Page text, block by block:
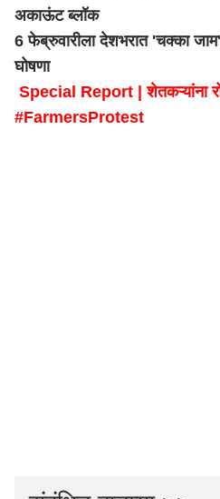
अकाऊंट ब्लॉक
6 फेब्रुवारीला देशभरात 'चक्का
घोषणा
Special Report | शेतकऱ्यांना
#FarmersProtest